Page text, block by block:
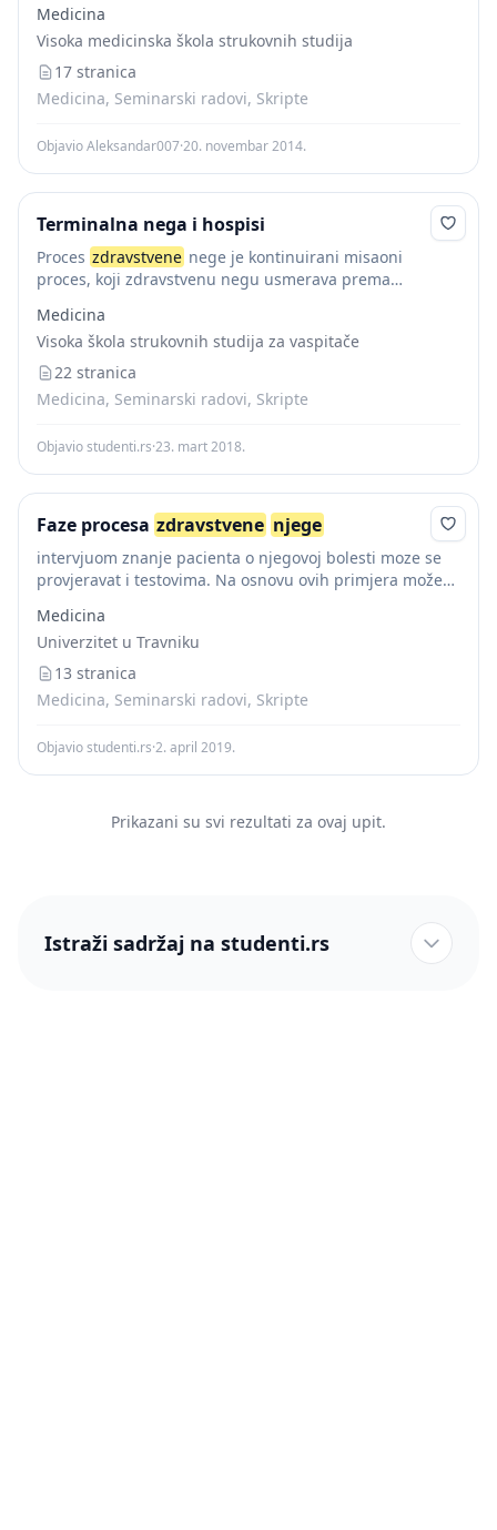
bolesnika kao medicinsko-tehničke nauke. Zdravstvena
nega je usmerena prema čoveku, zdravlju, bolestima,...
Medicina
Visoka medicinska škola strukovnih studija
17 stranica
Medicina, Seminarski radovi, Skripte
Objavio Aleksandar007·20. novembar 2014.
Terminalna nega i hospisi
Proces zdravstvene nege je kontinuirani misaoni
proces, koji zdravstvenu negu usmerava prema
bolesnika kao medicinsko-tehničke nauke. Zdravstvena
nega je usmerena prema čoveku, zdravlju, bolestima,...
Medicina
Visoka škola strukovnih studija za vaspitače
22 stranica
Medicina, Seminarski radovi, Skripte
Objavio studenti.rs·23. mart 2018.
Faze procesa zdravstvene njege
intervjuom znanje pacienta o njegovoj bolesti moze se
provjeravat i testovima. Na osnovu ovih primjera može
evaulacijom nameće u onim ustanovama u...
Medicina
Univerzitet u Travniku
13 stranica
Medicina, Seminarski radovi, Skripte
Objavio studenti.rs·2. april 2019.
Prikazani su svi rezultati za ovaj upit.
Istraži sadržaj na studenti.rs